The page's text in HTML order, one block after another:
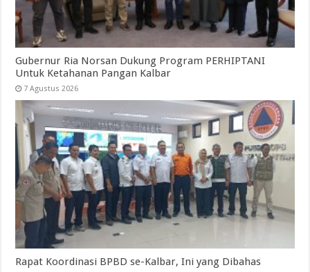
Gubernur Ria Norsan Dukung Program PERHIPTANI
Untuk Ketahanan Pangan Kalbar
7 Agustus 2026
Rapat Koordinasi BPBD se-Kalbar, Ini yang Dibahas